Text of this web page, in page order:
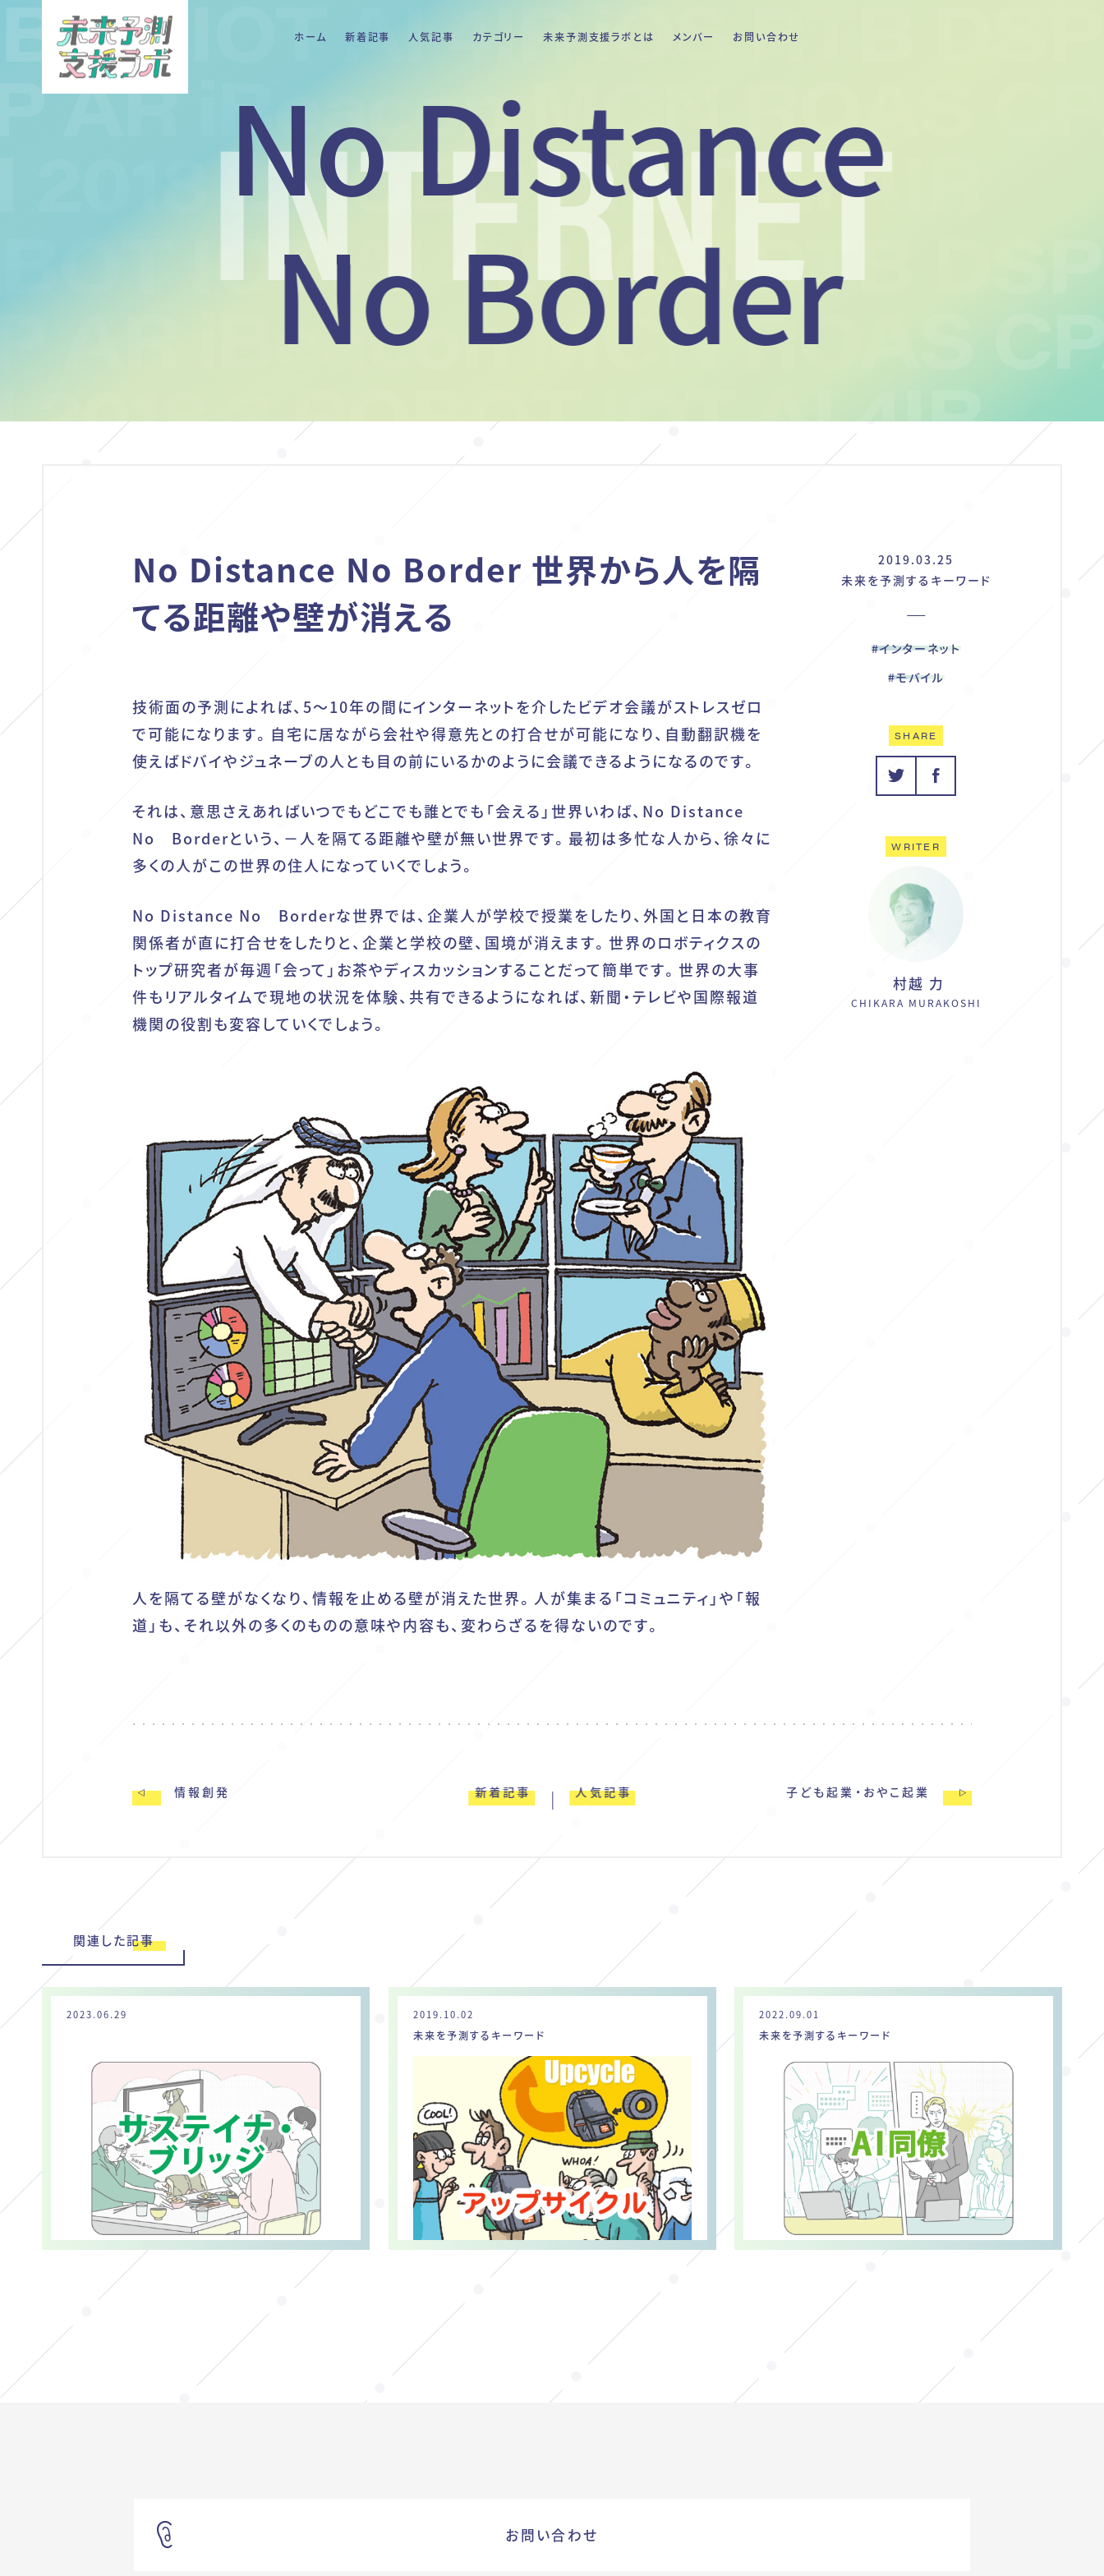
ホーム 新着記事 人気記事 カテゴリー 未来予測支援ラボとは メンバー お問い合わせ
No Distance
No Border
INTERNET
No Distance No Border 世界から人を隔
てる距離や壁が消える
技術面の予測によれば、5～10年の間にインターネットを介したビデオ会議がストレスゼロ
で可能になります。自宅に居ながら会社や得意先との打合せが可能になり、自動翻訳機を
使えばドバイやジュネーブの人とも目の前にいるかのように会議できるようになるのです。
それは、意思さえあればいつでもどこでも誰とでも「会える」世界いわば、No Distance
No Borderという、－人を隔てる距離や壁が無い世界です。最初は多忙な人から、徐々に
多くの人がこの世界の住人になっていくでしょう。
No Distance No Borderな世界では、企業人が学校で授業をしたり、外国と日本の教育
関係者が直に打合せをしたりと、企業と学校の壁、国境が消えます。世界のロボティクスの
トップ研究者が毎週「会って」お茶やディスカッションすることだって簡単です。世界の大事
件もリアルタイムで現地の状況を体験、共有できるようになれば、新聞・テレビや国際報道
機関の役割も変容していくでしょう。
人を隔てる壁がなくなり、情報を止める壁が消えた世界。人が集まる「コミュニティ」や「報
道」も、それ以外の多くのものの意味や内容も、変わらざるを得ないのです。
2019.03.25
未来を予測するキーワード
#インターネット
#モバイル
SHARE
WRITER
村越 力
CHIKARA MURAKOSHI
情報創発 新着記事 人気記事 子ども起業・おやこ起業
関連した記事
2023.06.29 2019.10.02
未来を予測するキーワード
2022.09.01
未来を予測するキーワード
お問い合わせ